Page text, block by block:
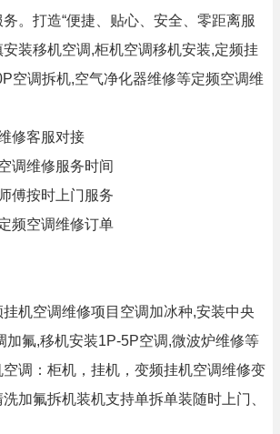
。打造“便捷、贴心、安全、零距离服
装移机空调,柜机空调移机安装,定频挂
空调拆机,空气净化器维修等定频空调维
修客服对接
调维修服务时间
傅按时上门服务
频空调维修订单
机空调维修项目空调加冰种,安装中央
加氟,移机安装1P-5P空调,微波炉维修等
调：柜机，挂机，变频挂机空调维修变
加氟拆机装机支持单拆单装随时上门、